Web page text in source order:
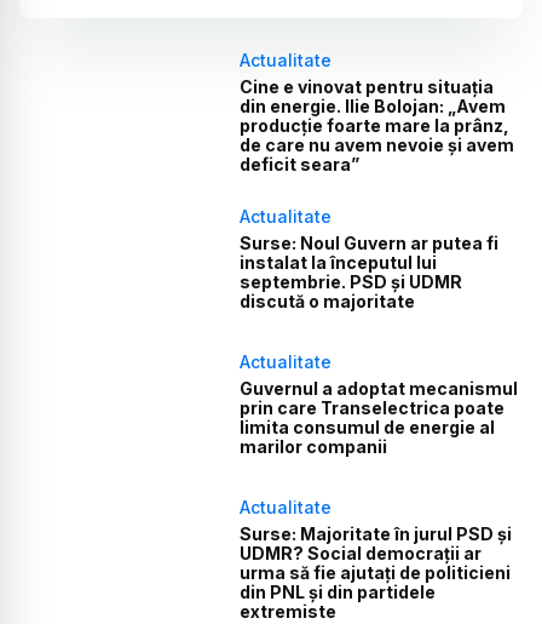
Actualitate
Cine e vinovat pentru situația
din energie. Ilie Bolojan: „Avem
producție foarte mare la prânz,
de care nu avem nevoie și avem
deficit seara”
Actualitate
Surse: Noul Guvern ar putea fi
instalat la începutul lui
septembrie. PSD și UDMR
discută o majoritate
Actualitate
Guvernul a adoptat mecanismul
prin care Transelectrica poate
limita consumul de energie al
marilor companii
Actualitate
Surse: Majoritate în jurul PSD și
UDMR? Social democrații ar
urma să fie ajutați de politicieni
din PNL și din partidele
extremiste